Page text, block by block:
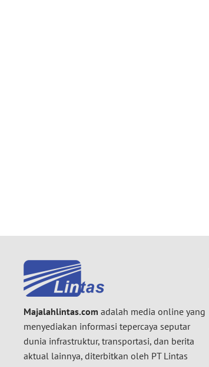
Majalahlintas.com adalah media online yang
menyediakan informasi tepercaya seputar
dunia infrastruktur, transportasi, dan berita
aktual lainnya, diterbitkan oleh PT Lintas